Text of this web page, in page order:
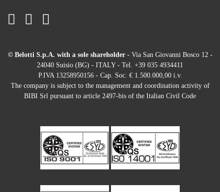
© Belotti S.p.A. with a sole shareholder- Via San Giovanni Bosco 12 -
24040 Suisio (BG) - ITALY - Tel. +39 035 4934411
P.IVA 13258950156 - Cap. Soc. € 1.500.000,00 i.v.
The company is subject to the management and coordination activity of
BIBI Srl pursuant to article 2497-bis of the Italian Civil Code